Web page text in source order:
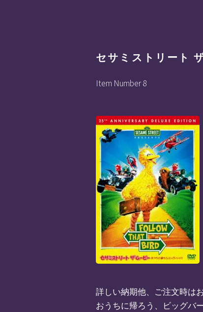
セサミストリート
Item Number 8
詳しい納期他、ご注文時は
おうちに帰ろう、ビッグバ